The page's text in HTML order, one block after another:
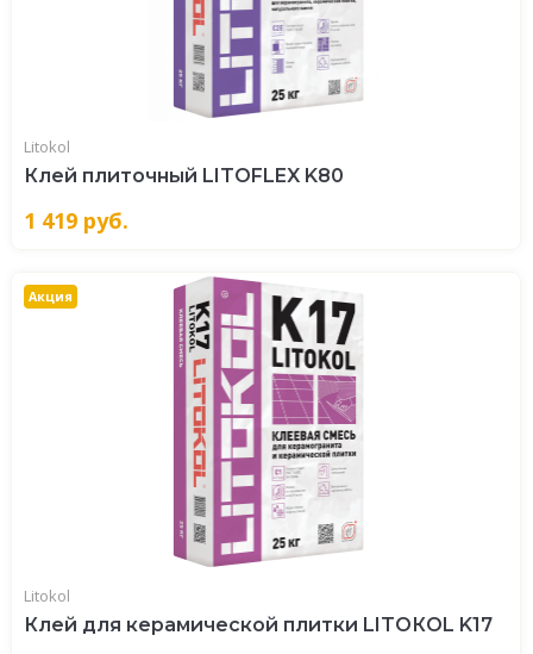
Litokol
Клей плиточный LITOFLEX K80
1 419 руб.
Акция
Litokol
Клей для керамической плитки LITOКOL K17